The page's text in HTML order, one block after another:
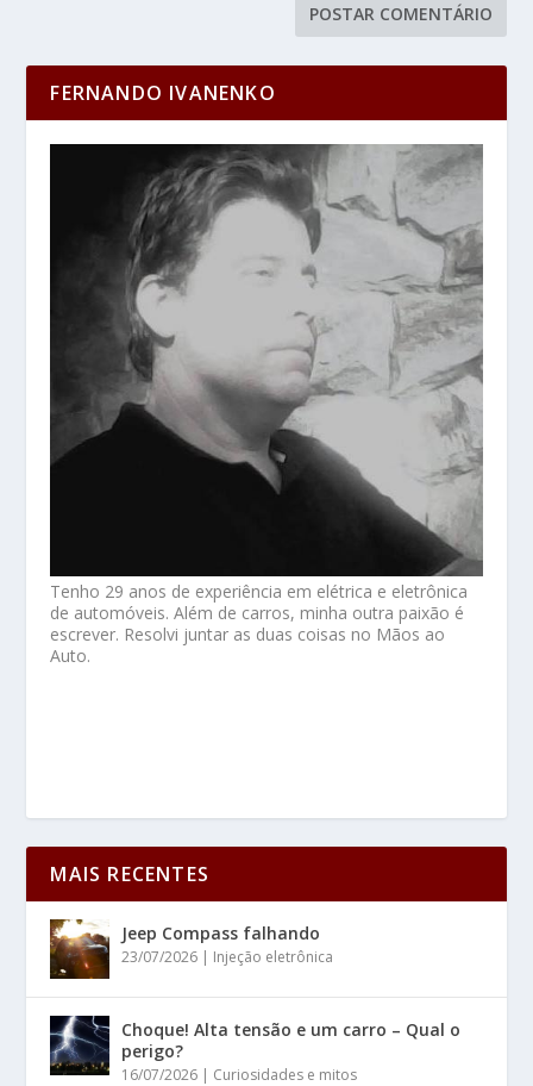
FERNANDO IVANENKO
Tenho 29 anos de experiência em elétrica e eletrônica
de automóveis. Além de carros, minha outra paixão é
escrever. Resolvi juntar as duas coisas no Mãos ao
Auto.
MAIS RECENTES
Jeep Compass falhando
23/07/2026 | Injeção eletrônica
Choque! Alta tensão e um carro – Qual o
perigo?
16/07/2026 | Curiosidades e mitos